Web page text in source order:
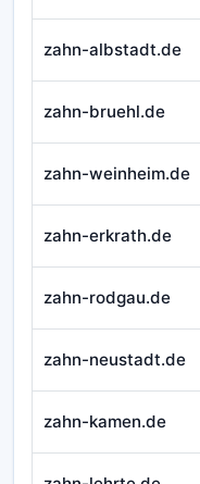
zahn-albstadt.de
zahn-bruehl.de
zahn-weinheim.de
zahn-erkrath.de
zahn-rodgau.de
zahn-neustadt.de
zahn-kamen.de